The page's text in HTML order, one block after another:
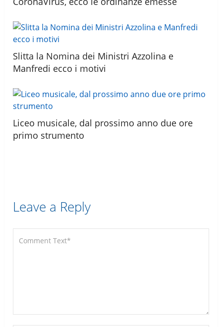
Slitta la Nomina dei Ministri Azzolina e
Manfredi ecco i motivi
Liceo musicale, dal prossimo anno due ore
primo strumento
Leave a Reply